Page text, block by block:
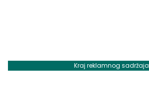
Kraj reklamnog sadržaja